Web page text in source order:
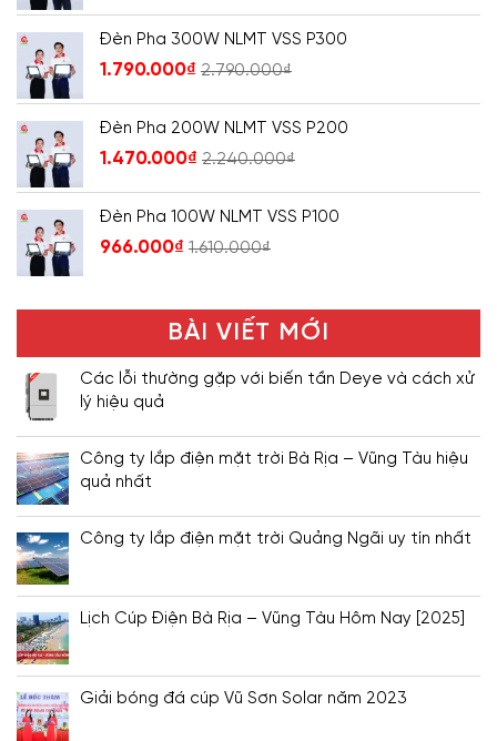
Đèn Pha 300W NLMT VSS P300
1.790.000₫ 2.790.000₫
Đèn Pha 200W NLMT VSS P200
1.470.000₫ 2.240.000₫
Đèn Pha 100W NLMT VSS P100
966.000₫ 1.610.000₫
BÀI VIẾT MỚI
Các lỗi thường gặp với biến tần Deye và cách xử
lý hiệu quả
Công ty lắp điện mặt trời Bà Rịa – Vũng Tàu hiệu
quả nhất
Công ty lắp điện mặt trời Quảng Ngãi uy tín nhất
Lịch Cúp Điện Bà Rịa – Vũng Tàu Hôm Nay [2025]
Giải bóng đá cúp Vũ Sơn Solar năm 2023